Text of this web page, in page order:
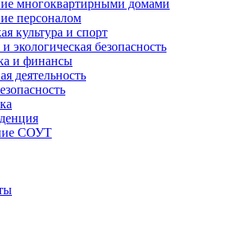
многоквартирными домами
персоналом
культура и спорт
экологическая безопасность
и финансы
деятельность
СОУТ